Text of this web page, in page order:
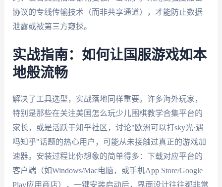
协议的专线传输技术（而非共享通道），才能防止数据
泄露或被第三方窥探。
实战指南：如何让国服游戏如本
地般流畅
解决了工具选型，实战落地同样重要。许多海外玩家，
特别是那些在关注美国怎么玩少儿围棋教学合集平台的
家长，或是活跃于知乎社区，讨论"欧洲可以打sky光·遇
吗知乎"话题的热心用户，可能从未接触过真正的游戏加
速器。安装过程比你想象的简单得多：下载对应平台的
客户端（如Windows/Mac电脑，或手机App Store/Google
Play应用商店），一键安装启动后，界面设计往往都非常